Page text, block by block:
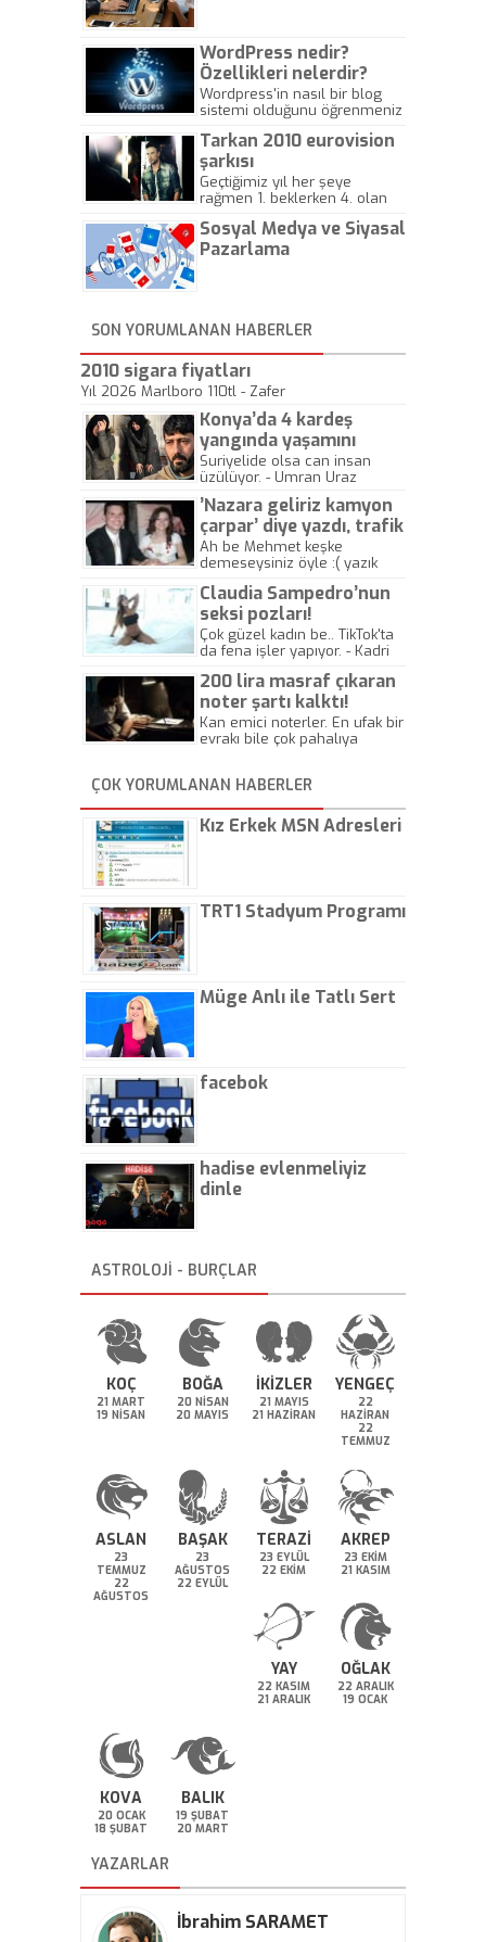
WordPress nedir?
Özellikleri nelerdir?
Wordpress'in nasıl bir blog
sistemi olduğunu öğrenmeniz
Tarkan 2010 eurovision
şarkısı
Geçtiğimiz yıl her şeye
rağmen 1. beklerken 4. olan
gösterisinin bu yarışmada
önemli olmadığını anlamıştır.
Sosyal Medya ve Siyasal
Pazarlama
SON YORUMLANAN HABERLER
2010 sigara fiyatları
Yıl 2026 Marlboro 110tl - Zafer
Konya’da 4 kardeş
yangında yaşamını
yitirdi
Suriyelide olsa can insan
üzülüyor. - Umran Uraz
’Nazara geliriz kamyon
çarpar’ diye yazdı, trafik
kazasında öldü!
Ah be Mehmet keşke
demeseysiniz öyle :( yazık
Claudia Sampedro’nun
seksi pozları!
Çok güzel kadın be.. TikTok'ta
da fena işler yapıyor. - Kadri
200 lira masraf çıkaran
noter şartı kalktı!
Kan emici noterler. En ufak bir
evrakı bile çok pahalıya
kaptırıyorsunuz. - Kayhan
Gezenti
ÇOK YORUMLANAN HABERLER
Kız Erkek MSN Adresleri
TRT1 Stadyum Programı
Müge Anlı ile Tatlı Sert
facebok
hadise evlenmeliyiz
dinle
ASTROLOJİ - BURÇLAR
KOÇ
21 MART
19 NİSAN
BOĞA
20 NİSAN
20 MAYIS
İKİZLER
21 MAYIS
21 HAZİRAN
YENGEÇ
22
HAZİRAN
22
TEMMUZ
ASLAN
23
TEMMUZ
22
AĞUSTOS
BAŞAK
23
AĞUSTOS
22 EYLÜL
TERAZİ
23 EYLÜL
22 EKİM
AKREP
23 EKİM
21 KASIM
YAY
22 KASIM
21 ARALIK
OĞLAK
22 ARALIK
19 OCAK
KOVA
20 OCAK
18 ŞUBAT
BALIK
19 ŞUBAT
20 MART
YAZARLAR
İbrahim SARAMET